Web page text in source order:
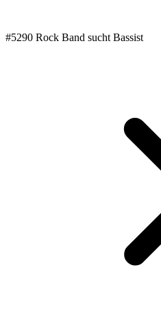
#5290 Rock Band sucht Bassist